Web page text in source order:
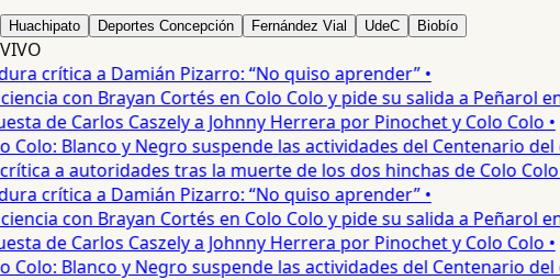
Huachipato Deportes Concepción Fernández Vial UdeC Biobío
VIVO
crítica a Damián Pizarro: “No quiso aprender” •
con Brayan Cortés en Colo Colo y pide su salida a Peñarol en
de Carlos Caszely a Johnny Herrera por Pinochet y Colo Colo •
Blanco y Negro suspende las actividades del Centenario del
a autoridades tras la muerte de los dos hinchas de Colo Colo •
crítica a Damián Pizarro: “No quiso aprender” •
con Brayan Cortés en Colo Colo y pide su salida a Peñarol en
de Carlos Caszely a Johnny Herrera por Pinochet y Colo Colo •
Blanco y Negro suspende las actividades del Centenario del